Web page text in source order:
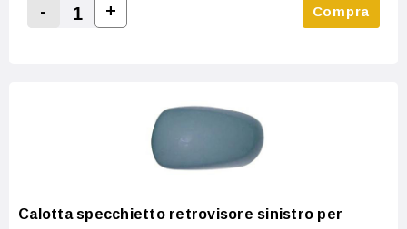
Decrease Quantity:
-
Increase Quantity:
+ Compra
Calotta specchietto retrovisore sinistro per